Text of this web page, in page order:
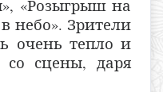
«Розыгрыш на
небо». Зрители
очень тепло и
со сцены, даря